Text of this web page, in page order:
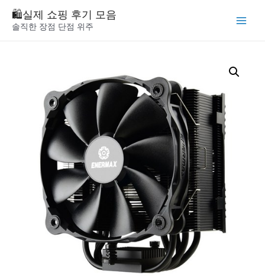
🛍️실제 쇼핑 후기 모음
솔직한 장점 단점 위주